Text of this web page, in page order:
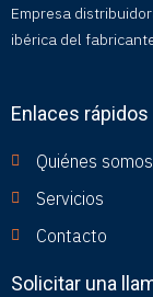
Empresa
ibérica del
Enlaces rápidos
Quiénes somos
Servicios
Contacto
Solicitar una